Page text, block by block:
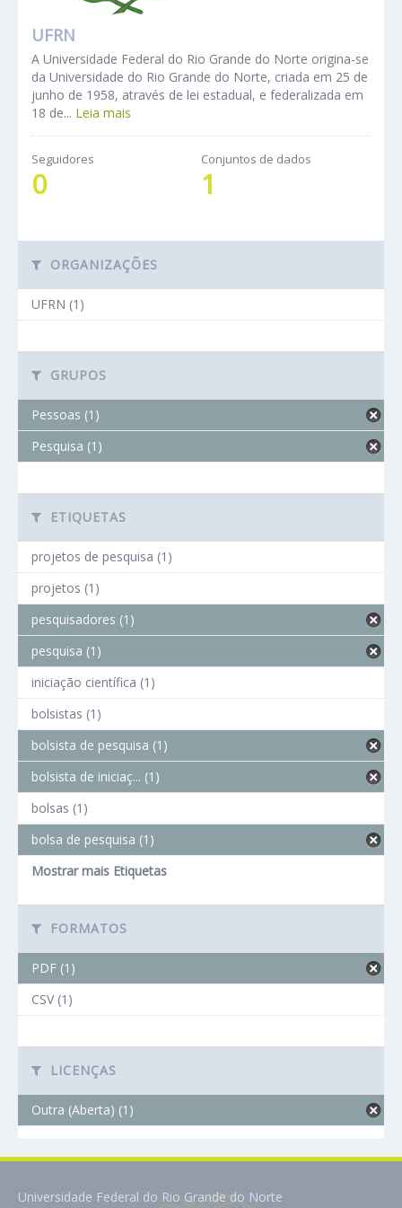
UFRN
A Universidade Federal do Rio Grande do Norte origina-se
da Universidade do Rio Grande do Norte, criada em 25 de
junho de 1958, através de lei estadual, e federalizada em
18 de... Leia mais
Seguidores
0
Conjuntos de dados
1
ORGANIZAÇÕES
UFRN (1)
GRUPOS
Pessoas (1)
Pesquisa (1)
ETIQUETAS
projetos de pesquisa (1)
projetos (1)
pesquisadores (1)
pesquisa (1)
iniciação científica (1)
bolsistas (1)
bolsista de pesquisa (1)
bolsista de iniciaç... (1)
bolsas (1)
bolsa de pesquisa (1)
Mostrar mais Etiquetas
FORMATOS
PDF (1)
CSV (1)
LICENÇAS
Outra (Aberta) (1)
Universidade Federal do Rio Grande do Norte